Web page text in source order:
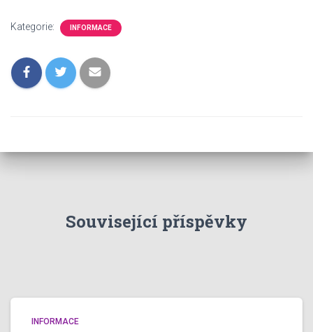
Kategorie: INFORMACE
Související příspěvky
INFORMACE